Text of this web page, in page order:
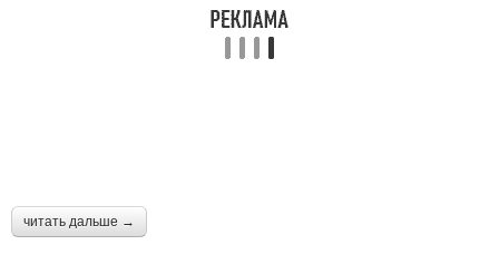
читать дальше →